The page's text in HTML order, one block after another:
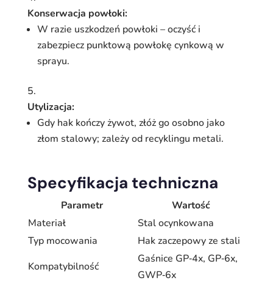
Konserwacja powłoki:
W razie uszkodzeń powłoki – oczyść i
zabezpiecz punktową powłokę cynkową w
sprayu.
Utylizacja:
Gdy hak kończy żywot, złóż go osobno jako
złom stalowy; zależy od recyklingu metali.
Specyfikacja techniczna
Parametr
Wartość
Materiał
Stal ocynkowana
Typ mocowania
Hak zaczepowy ze stali
Kompatybilność
Gaśnice GP‑4x, GP‑6x,
GWP‑6x